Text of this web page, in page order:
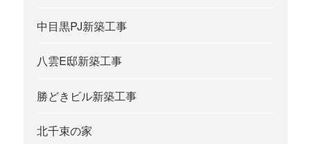
中目黒PJ新築工事
八雲E邸新築工事
勝どきビル新築工事
北千束の家